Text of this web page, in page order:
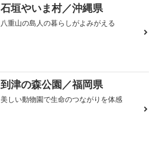
石垣やいま村／沖縄県
八重山の島人の暮らしがよみがえる
到津の森公園／福岡県
美しい動物園で生命のつながりを体感